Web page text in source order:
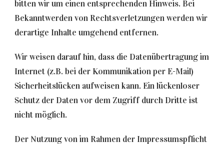
bitten wir um einen entsprechenden Hinweis. Bei
Bekanntwerden von Rechtsverletzungen werden wir
derartige Inhalte umgehend entfernen.
Wir weisen darauf hin, dass die Datenübertragung im
Internet (z.B. bei der Kommunikation per E-Mail)
Sicherheitslücken aufweisen kann. Ein lückenloser
Schutz der Daten vor dem Zugriff durch Dritte ist
nicht möglich.
Der Nutzung von im Rahmen der Impressumspflicht